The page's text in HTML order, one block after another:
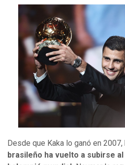
Desde que Kaka lo ganó en 2007,
brasileño ha vuelto a subirse